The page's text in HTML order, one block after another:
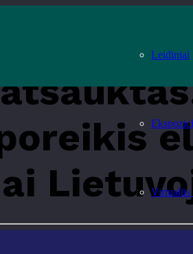
Leidiniai
Virtualūs